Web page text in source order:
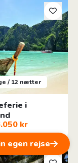
egen rejse
/ 12 nætter
i
kr
strandferie - i